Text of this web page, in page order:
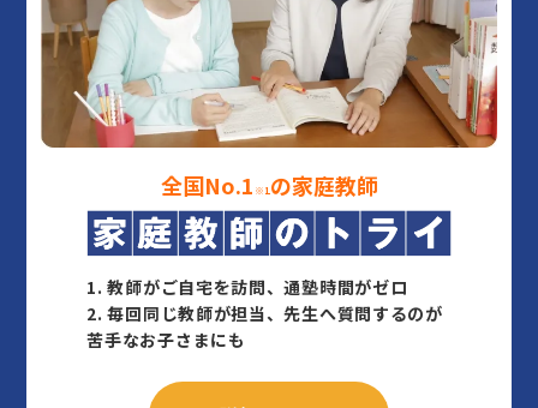
全国No.1 ※1 の家庭教師
1.教師がご自宅を訪問、通塾時間がゼロ
2.毎回同じ教師が担当、先生へ質問するのが
苦手なお子さまにも